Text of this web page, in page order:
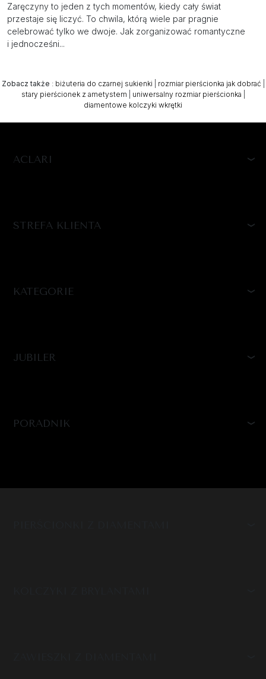
Zaręczyny to jeden z tych momentów, kiedy cały świat
przestaje się liczyć. To chwila, którą wiele par pragnie
celebrować tylko we dwoje. Jak zorganizować romantyczne
i jednocześni...
Zobacz także : biżuteria do czarnej sukienki rozmiar pierścionka jak dobrać
stary pierścionek z ametystem
uniwersalny rozmiar pierścionka
diamentowe kolczyki wkrętki
ACLARI
STREFA KLIENTA
KATEGORIE
JUBILER
PORADNIK